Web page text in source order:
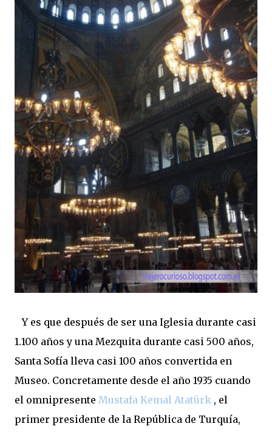
Y es que después de ser una Iglesia durante casi
1.100 años y una Mezquita durante casi 500 años,
Santa Sofía lleva casi 100 años convertida en
Museo. Concretamente desde el año 1935 cuando
el omnipresente Mustafa Kemal Atatürk , el
primer presidente de la República de Turquía,